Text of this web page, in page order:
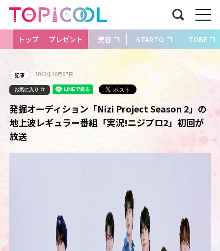
トップ プレゼント 美容 STARTO TOBE
記事 2023年10月07日
お気に入り
発掘オーディション「Nizi Project Season 2」の
地上波レギュラー番組「実況!ニジプロ2」初回が
放送